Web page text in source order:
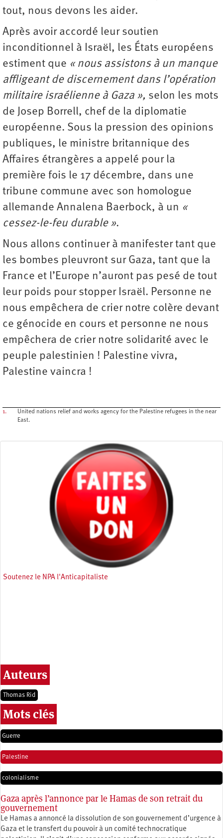
tout, nous devons les aider.
Après avoir accordé leur soutien
inconditionnel à Israël, les États européens
estiment que « nous assistons à un manque
affligeant de discernement dans l’opération
militaire israélienne à Gaza », selon les mots
de Josep Borrell, chef de la diplomatie
européenne. Sous la pression des opinions
publiques, le ministre britannique des
Affaires étrangères a appelé pour la
première fois le 17 décembre, dans une
tribune commune avec son homologue
allemande Annalena Baerbock, à un «
cessez-le-feu durable ».
Nous allons continuer à manifester tant que
les bombes pleuvront sur Gaza, tant que la
France et l’Europe n’auront pas pesé de tout
leur poids pour stopper Israël. Personne ne
nous empêchera de crier notre colère devant
ce génocide en cours et personne ne nous
empêchera de crier notre solidarité avec le
peuple palestinien ! Palestine vivra,
Palestine vaincra !
1.
United nations relief and works agency for the Palestine refugees in the near
East.
Soutenez le NPA l'Anticapitaliste
Auteurs
Thomas Rid
Mots clés
Guerre
Palestine
colonialisme
Gaza après l’annonce par le Hamas de son retrait du
gouvernement
Le Hamas a annoncé la dissolution de son gouvernement d’urgence à
Gaza et le transfert du pouvoir à un comité technocratique